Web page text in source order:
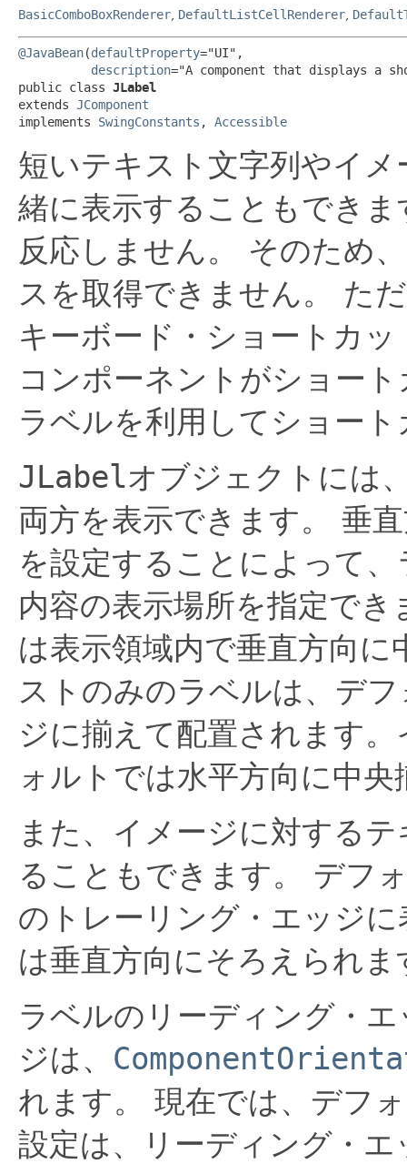
BasicComboBoxRenderer DefaultListCellRenderer
@JavaBean(defaultProperty="UI",
description="A component that displays a
public class JLabel
extends JComponent
implements SwingConstants , Accessible
短いテキスト文字列やイ
緒に表示することもできま
反応しません。
そのため
スを取得できません。
た
キーボード・ショートカ
コンポーネントがショー
ラベルを利用してショー
JLabelオブジェクトには
両方を表示できます。
垂
を設定することによって
内容の表示場所を指定でき
は表示領域内で垂直方向
ストのみのラベルは、デ
ジに揃えて配置されます
ォルトでは水平方向に中
また、イメージに対する
ることもできます。
デフ
のトレーリング・エッジ
は垂直方向にそろえられま
ラベルのリーディング・
ジは、
れます。
現在では、デフ
設定は、リーディング・